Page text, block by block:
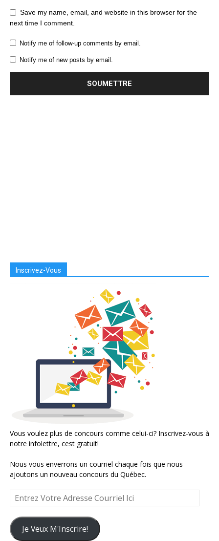
Save my name, email, and website in this browser for the
next time I comment.
Notify me of follow-up comments by email.
Notify me of new posts by email.
Inscrivez-Vous
Vous voulez plus de concours comme celui-ci? Inscrivez-vous à
notre infolettre, cest gratuit!
Nous vous enverrons un courriel chaque fois que nous
ajoutons un nouveau concours du Québec.
Entrez
Votre
Adresse
Courriel
Ici
Je Veux M'Inscrire!